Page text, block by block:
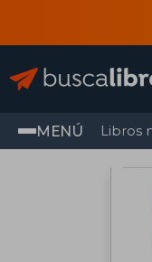
MENÚ Libros